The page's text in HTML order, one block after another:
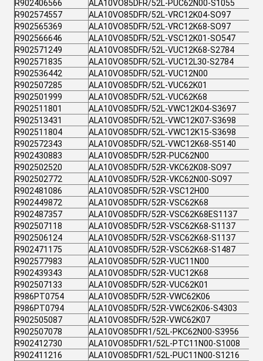
R902406566
ALA10VO85DFR/52L-PUC62N00-S1055
R902574557
ALA10VO85DFR/52L-VRC12K04-SO97
R902565369
ALA10VO85DFR/52L-VRC12K68-SO97
R902566646
ALA10VO85DFR/52L-VSC12K01-SO547
R902571249
ALA10VO85DFR/52L-VUC12K68-S2784
R902571835
ALA10VO85DFR/52L-VUC12L30-S2784
R902536442
ALA10VO85DFR/52L-VUC12N00
R902507285
ALA10VO85DFR/52L-VUC62K01
R902501999
ALA10VO85DFR/52L-VUC62K68
R902511801
ALA10VO85DFR/52L-VWC12K04-S3697
R902513431
ALA10VO85DFR/52L-VWC12K07-S3698
R902511804
ALA10VO85DFR/52L-VWC12K15-S3698
R902572343
ALA10VO85DFR/52L-VWC12K68-S5140
R902430883
ALA10VO85DFR/52R-PUC62N00
R902502520
ALA10VO85DFR/52R-VKC62K08-SO97
R902502772
ALA10VO85DFR/52R-VKC62N00-SO97
R902481086
ALA10VO85DFR/52R-VSC12H00
R902449872
ALA10VO85DFR/52R-VSC62K68
R902487357
ALA10VO85DFR/52R-VSC62K68ES1137
R902507118
ALA10VO85DFR/52R-VSC62K68-S1137
R902506124
ALA10VO85DFR/52R-VSC62K68-S1137
R902471175
ALA10VO85DFR/52R-VSC62K68-S1487
R902577983
ALA10VO85DFR/52R-VUC11N00
R902439343
ALA10VO85DFR/52R-VUC12K68
R902507133
ALA10VO85DFR/52R-VUC62K01
R986PT0754
ALA10VO85DFR/52R-VWC62K06
R986PT0794
ALA10VO85DFR/52R-VWC62K06-S4303
R902505087
ALA10VO85DFR/52R-VWC62K07
R902507078
ALA10VO85DFR1/52L-PKC62N00-S3956
R902412730
ALA10VO85DFR1/52L-PTC11N00-S1008
R902411216
ALA10VO85DFR1/52L-PUC11N00-S1216